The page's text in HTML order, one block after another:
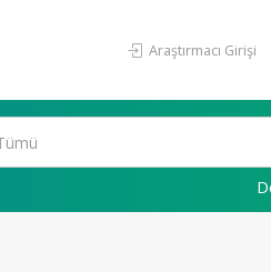
Araştırmacı Girişi